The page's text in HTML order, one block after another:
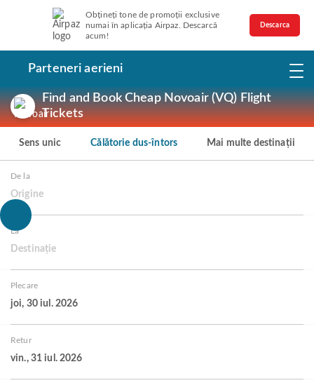
Obțineți tone de promoții exclusive
numai în aplicația Airpaz. Descarcă
acum!
Descarca
Parteneri aerieni
Find and Book Cheap Novoair (VQ) Flight
Tickets
Sens unic Călătorie dus-întors Mai multe destinații
De la
Origine
La
Destinație
Plecare
joi, 30 iul. 2026
Retur
vin., 31 iul. 2026